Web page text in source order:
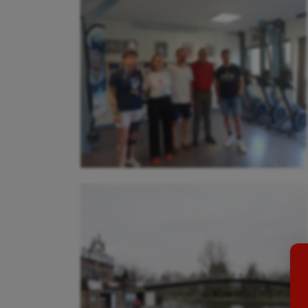
Aéronautique
Athlétisme
Ballon au poing
Danse
Flag